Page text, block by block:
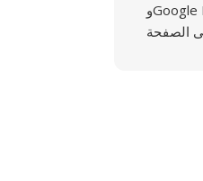
وGoogle Drive وDropbox، ورابط URL أو